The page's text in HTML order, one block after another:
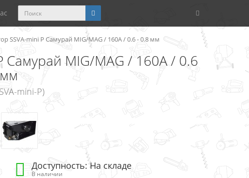
SSVA-mini P Самурай MIG/MAG / 160А / 0.6 - 0.8 мм
Самурай MIG/MAG / 160А / 0.6
mini-P)
Доступность: На складе
В наличии